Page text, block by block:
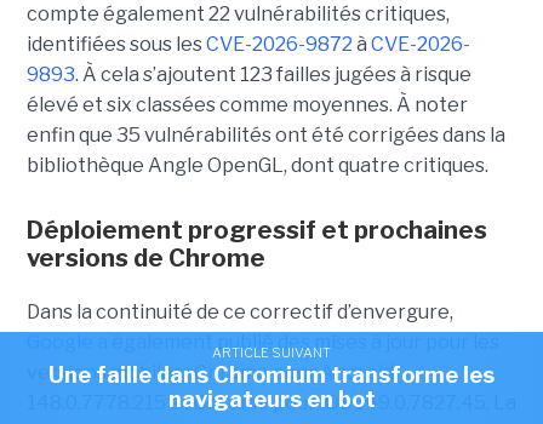
compte également 22 vulnérabilités critiques,
identifiées sous lesCVE-2026-9872 à CVE-2026-
9893. À cela s’ajoutent 123 failles jugées à risque
élevé et six classées comme moyennes. À noter
enfin que 35 vulnérabilités ont été corrigées dans la
bibliothèque Angle OpenGL, dont quatre critiques.
Déploiement progressif et prochaines
versions de Chrome
Dans la continuité de ce correctif d’envergure,
a également publié des mises à jour pour les
versions mobiles : Chrome pour Android
148.0.7778.215 et Chrome pour iOS 149.0.7827.45. La
ARTICLE SUIVANT
Une faille dans Chromium transforme les
navigateurs en bot